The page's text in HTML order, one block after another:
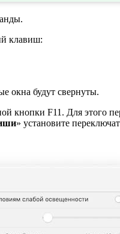
клавиш:
окна будут свернуты.
F11. Для этого
» установите